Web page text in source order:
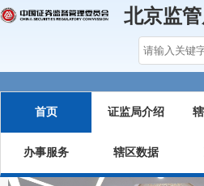
北京监
首页 证监局介绍
办事服务 辖区数据